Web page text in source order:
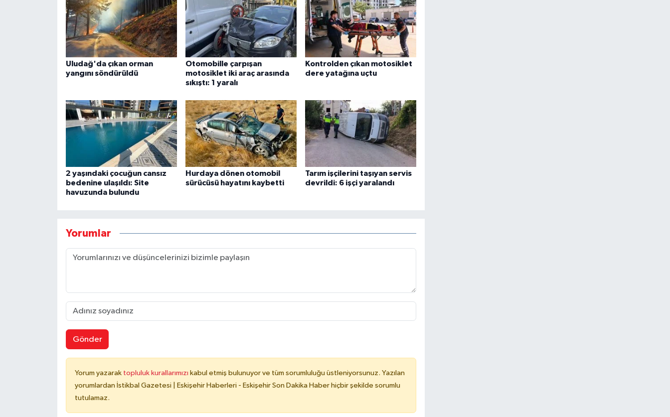
Uludağ'da çıkan orman
yangını söndürüldü
Otomobille çarpışan
motosiklet iki araç arasında
sıkıştı: 1 yaralı
Kontrolden çıkan motosiklet
dere yatağına uçtu
2 yaşındaki çocuğun cansız
bedenine ulaşıldı: Site
havuzunda bulundu
Hurdaya dönen otomobil
sürücüsü hayatını kaybetti
Tarım işçilerini taşıyan servis
devrildi: 6 işçi yaralandı
Yorumlar
Gönder
Yorum yazarak topluluk kurallarımızı kabul etmiş bulunuyor ve tüm sorumluluğu üstleniyorsunuz. Yazılan
yorumlardan İstikbal Gazetesi | Eskişehir Haberleri - Eskişehir Son Dakika Haber hiçbir şekilde sorumlu
tutulamaz.